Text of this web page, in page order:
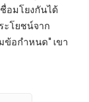
อมโยงกันได้
ะโยชน์จาก
ข้อกำหนด" เขา